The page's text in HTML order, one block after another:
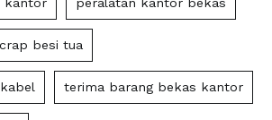
kantor peralatan kantor bekas
besi tua
terima barang bekas kantor